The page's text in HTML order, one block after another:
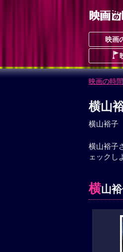
映画
映画の時間
横山
横山裕子
横山裕子
ェックし
横山